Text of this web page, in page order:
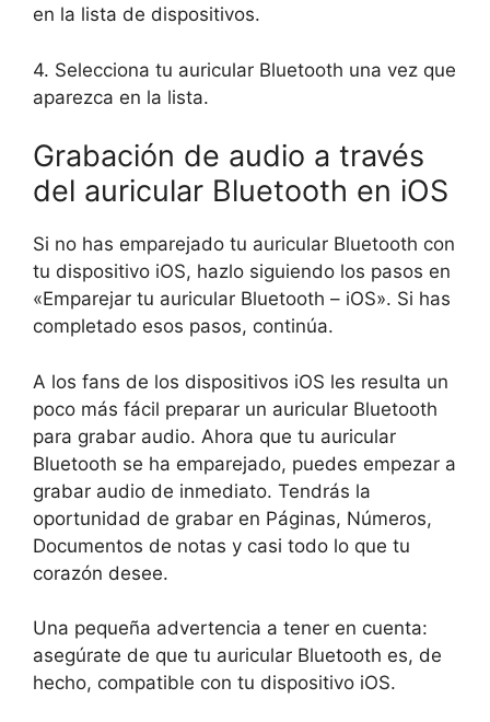
en la lista de dispositivos.
4. Selecciona tu auricular Bluetooth una vez que
aparezca en la lista.
Grabación de audio a través
del auricular Bluetooth en iOS
Si no has emparejado tu auricular Bluetooth con
tu dispositivo iOS, hazlo siguiendo los pasos en
«Emparejar tu auricular Bluetooth – iOS». Si has
completado esos pasos, continúa.
A los fans de los dispositivos iOS les resulta un
poco más fácil preparar un auricular Bluetooth
para grabar audio. Ahora que tu auricular
Bluetooth se ha emparejado, puedes empezar a
grabar audio de inmediato. Tendrás la
oportunidad de grabar en Páginas, Números,
Documentos de notas y casi todo lo que tu
corazón desee.
Una pequeña advertencia a tener en cuenta:
asegúrate de que tu auricular Bluetooth es, de
hecho, compatible con tu dispositivo iOS.